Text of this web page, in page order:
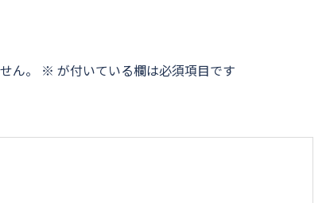
ん。 ※ が付いている欄は必須項目です